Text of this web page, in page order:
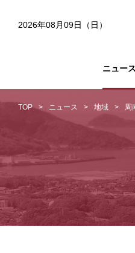
2026年08月09日（日）
ニュース
TOP ニュース 地域 周